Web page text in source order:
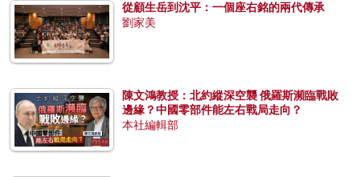
從顧生岳到沈平：一個座右銘的兩代傳承
劉家美
陳文鴻教授：北約縱深空襲 俄羅斯瀕臨戰敗
邊緣？中國零部件能左右戰局走向？
本社編輯部